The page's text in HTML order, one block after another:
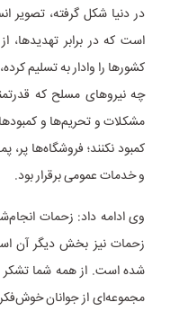
در دنیا شکل گرفته،
است که در برابر تهدیدها،
کشورها را وادار به تسلیم
چه نیروهای مسلح که
مشکلات و تحریم‌ها و
کمبود نکنند؛ فروشگاه‌ها پر،
و خدمات عمومی برقرار بود.
وی ادامه داد: زحمات
زحمات نیز بخش دیگر آن
شده است. از همه شما تشکر
مجموعه‌ای از جوانان